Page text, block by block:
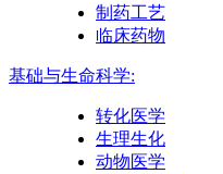
制药工艺
临床药物
基础与生命科学:
转化医学
生理生化
动物医学